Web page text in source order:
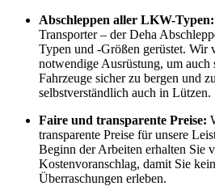
Abschleppen aller LKW-Typen:
Transporter – der Deha
Typen und -Größen gerüstet. Wir
notwendige Ausrüstung, um auch
Fahrzeuge sicher zu bergen und
selbstverständlich auch in Lützen.
Faire und transparente Preise:
transparente Preise für unsere
Beginn der Arbeiten erhalten Sie
Kostenvoranschlag, damit Sie
Überraschungen erleben.